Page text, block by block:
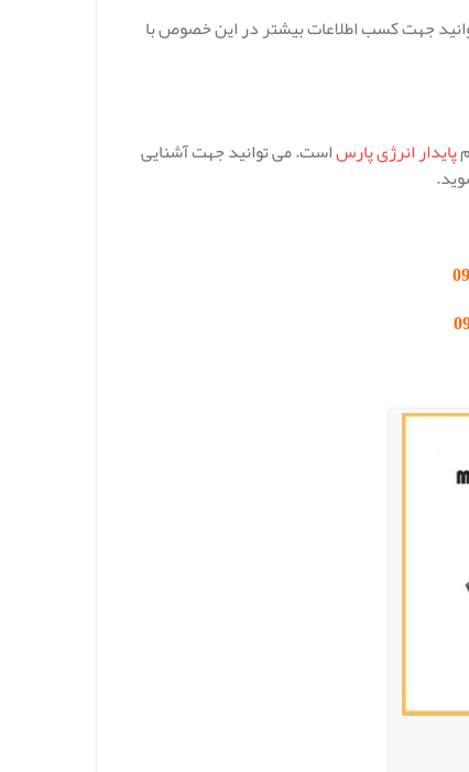
جهت کسب اطلاعات بیشتر در این خصوص با
پایدار انرژی پارساست. می توانید جهت آشنایی